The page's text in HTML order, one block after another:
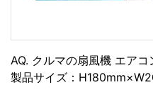
AQ. クルマの扇風機 エア
製品サイズ：